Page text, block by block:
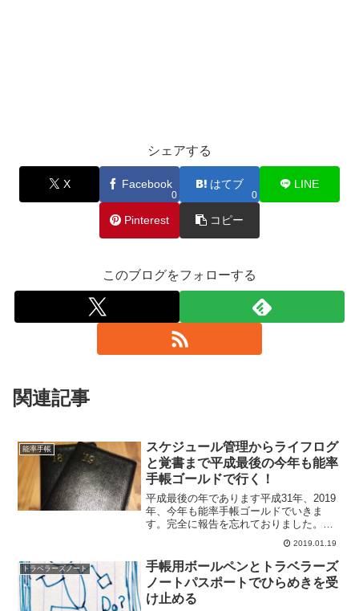
シェアする
X Facebook
0
はてブ
0
LINE
Pinterest コピー
このブログをフォローする
関連記事
能率手帳
スケジュール管理からライフログ
と覚書まで平成最後の今年も能率
手帳ゴールドで行く！
平成最後の年であります平成31年、2019
年、今年も能率手帳ゴールドでいきま
す。完全に報告を忘れておりました。も
う一月も半ばを過ぎてしまいましたね。
わたしにとってはフランクリンプランナ
ーが日々のPDCAを回すための手帳であ
り、能率手帳ゴール...
2019.01.19
トラベラーズノート
手帳用ボールペンとトラベラーズ
ノートパスポートでひらめきを受
け止める